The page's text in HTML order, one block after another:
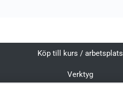
Köp till kurs / arbetsplats
Verktyg